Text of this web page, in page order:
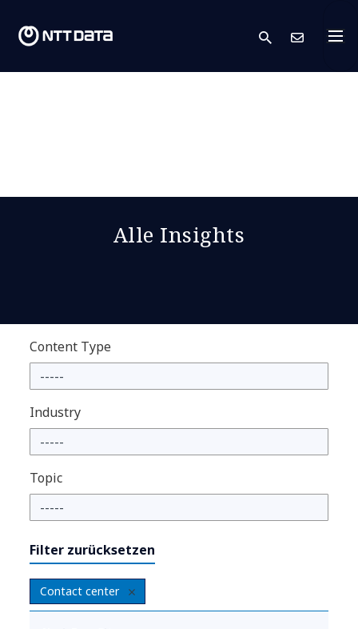
search
Alle Insights
Content Type
Industry
Topic
Filter zurücksetzen
Contact center